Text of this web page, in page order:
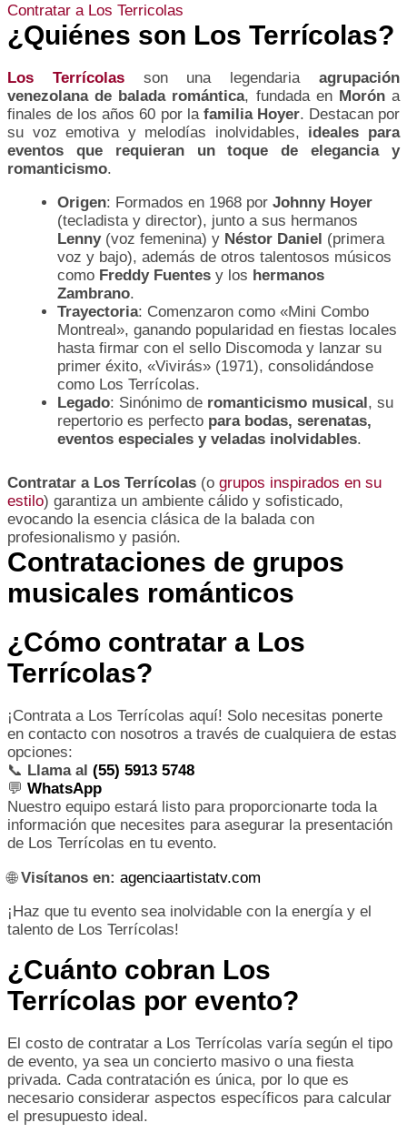
Contratar a Los Terricolas
¿Quiénes son Los Terrícolas?
Los Terrícolasson una legendariaagrupación
venezolana de balada romántica, fundada en Moróna
finales de los años 60 por la familia Hoyer. Destacan por
su voz emotiva y melodías inolvidables, ideales para
eventos que requieran un toque de elegancia y
romanticismo.
Origen: Formados en 1968 por Johnny Hoyer
(tecladista y director), junto a sus hermanos
Lenny(voz femenina) y Néstor Daniel (primera
voz y bajo), además de otros talentosos músicos
como Freddy Fuentes y los hermanos
Zambrano.
Trayectoria: Comenzaron como «Mini Combo
Montreal», ganando popularidad en fiestas locales
hasta firmar con el sello Discomoda y lanzar su
primer éxito, «Vivirás» (1971), consolidándose
como Los Terrícolas.
Legado: Sinónimo de romanticismo musical, su
repertorio es perfecto para bodas, serenatas,
eventos especiales y veladas inolvidables.
Contratar a Los Terrícolas (o grupos inspirados en su
estilo) garantiza un ambiente cálido y sofisticado,
evocando la esencia clásica de la balada con
profesionalismo y pasión.
Contrataciones de grupos
musicales románticos
¿Cómo contratar a Los
Terrícolas?
¡Contrata a Los Terrícolas aquí! Solo necesitas ponerte
en contacto con nosotros a través de cualquiera de estas
opciones:
📞 Llama al (55) 5913 5748
💬 WhatsApp
Nuestro equipo estará listo para proporcionarte toda la
información que necesites para asegurar la presentación
de Los Terrícolas en tu evento.
🌐Visítanos en: agenciaartistatv.com
¡Haz que tu evento sea inolvidable con la energía y el
talento de Los Terrícolas!
¿Cuánto cobran Los
Terrícolas por evento?
El costo de contratar a Los Terrícolas varía según el tipo
de evento, ya sea un concierto masivo o una fiesta
privada. Cada contratación es única, por lo que es
necesario considerar aspectos específicos para calcular
el presupuesto ideal.